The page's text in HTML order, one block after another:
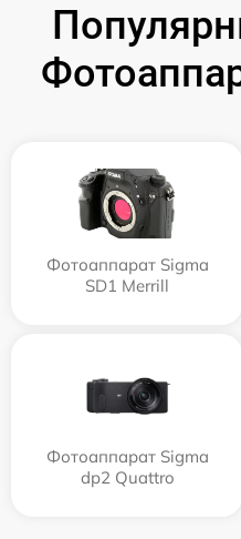
Фотоаппарат Sigma
SD1 Merrill
Фотоаппарат Sigma
dp2 Quattro